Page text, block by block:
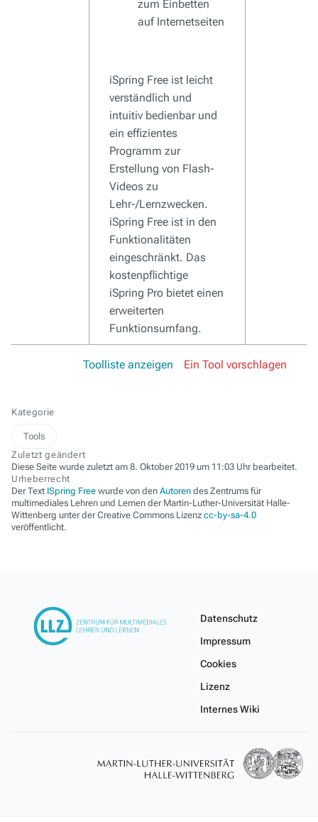
zum Einbetten
auf Internetseiten
iSpring Free ist leicht
verständlich und
intuitiv bedienbar und
ein effizientes
Programm zur
Erstellung von Flash-
Videos zu
Lehr-/Lernzwecken.
iSpring Free ist in den
Funktionalitäten
eingeschränkt. Das
kostenpflichtige
iSpring Pro bietet einen
erweiterten
Funktionsumfang.
Toolliste anzeigen Ein Tool vorschlagen
Kategorie
Tools
Zuletzt geändert
Diese Seite wurde zuletzt am 8. Oktober 2019 um 11:03 Uhr bearbeitet.
Urheberrecht
Der Text ISpring Free wurde von den Autoren des Zentrums für
multimediales Lehren und Lernen der Martin-Luther-Universität Halle-
Wittenberg unter der Creative Commons Lizenz cc-by-sa-4.0
veröffentlicht.
Datenschutz
Impressum
Cookies
Lizenz
Internes Wiki